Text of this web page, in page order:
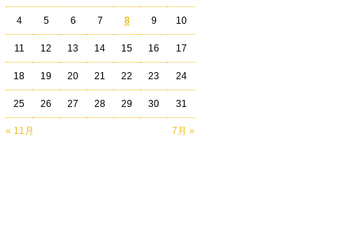
« 11月 7月 »
4 5 6 7 8 9 10
11 12 13 14 15 16 17
18 19 20 21 22 23 24
25 26 27 28 29 30 31